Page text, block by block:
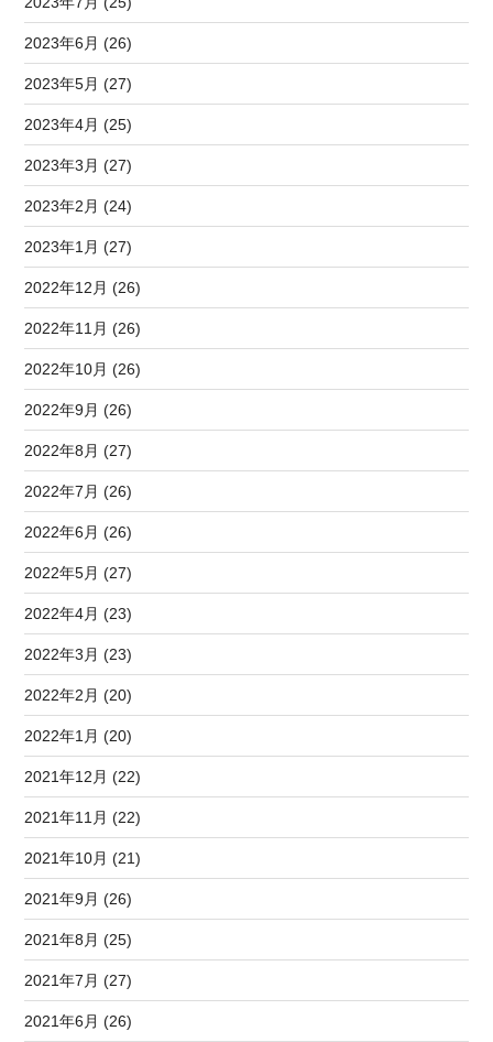
2023年6月 (26)
2023年5月 (27)
2023年4月 (25)
2023年3月 (27)
2023年2月 (24)
2023年1月 (27)
2022年12月 (26)
2022年11月 (26)
2022年10月 (26)
2022年9月 (26)
2022年8月 (27)
2022年7月 (26)
2022年6月 (26)
2022年5月 (27)
2022年4月 (23)
2022年3月 (23)
2022年2月 (20)
2022年1月 (20)
2021年12月 (22)
2021年11月 (22)
2021年10月 (21)
2021年9月 (26)
2021年8月 (25)
2021年7月 (27)
2021年6月 (26)